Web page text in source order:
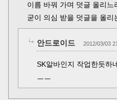
이름 바꿔 가며 덧글 올리느
굳이 의심 받을 덧글을 올리
안드로이드 2012/03/03
SK알바인지 작업한듯하
ㅡㅡ